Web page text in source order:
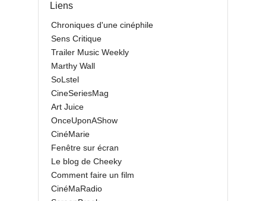
Liens
Chroniques d'une cinéphile
Sens Critique
Trailer Music Weekly
Marthy Wall
SoLstel
CineSeriesMag
Art Juice
OnceUponAShow
CinéMarie
Fenêtre sur écran
Le blog de Cheeky
Comment faire un film
CinéMaRadio